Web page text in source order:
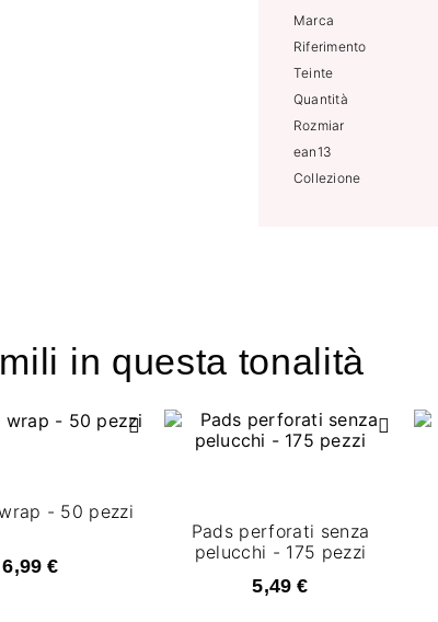
Marca
Riferimento
Teinte
Quantità
Rozmiar
ean13
Collezione
in questa tonalità
- 50 pezzi
6,99 €
Pads perforati senza
pelucchi - 175 pezzi
5,49 €